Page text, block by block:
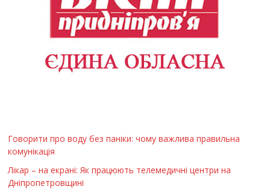
Говорити про воду без паніки: чому важлива правильна
комунікація
Лікар – на екрані: Як працюють телемедичні центри на
Дніпропетровщині